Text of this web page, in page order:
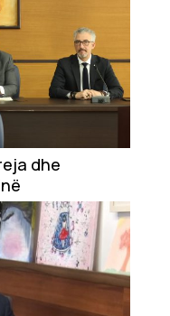
dhe